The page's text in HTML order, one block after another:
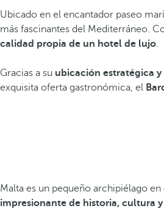
Ubicado en el encantador paseo
más fascinantes del Mediterráneo.
calidad propia de un hotel de lujo.
Gracias a su ubicación estratégica
exquisita oferta gastronómica, el
Malta es un pequeño archipiélago en
impresionante de historia, cultura y